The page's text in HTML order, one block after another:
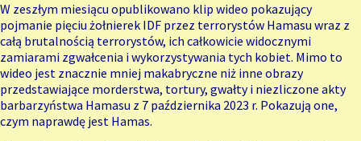
W zeszłym miesiącu opublikowano klip wideo pokazujący
pojmanie pięciu żołnierek IDF przez terrorystów Hamasu wraz z
całą brutalnością terrorystów, ich całkowicie widocznymi
zamiarami zgwałcenia i wykorzystywania tych kobiet. Mimo to
wideo jest znacznie mniej makabryczne niż inne obrazy
przedstawiające morderstwa, tortury, gwałty i niezliczone akty
barbarzyństwa Hamasu z 7 października 2023 r. Pokazują one,
czym naprawdę jest Hamas.